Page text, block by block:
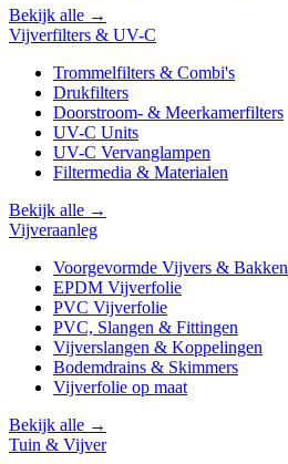
Bekijk alle →
Vijverfilters & UV-C
Trommelfilters & Combi's
Drukfilters
Doorstroom- & Meerkamerfilters
UV-C Units
UV-C Vervanglampen
Filtermedia & Materialen
Bekijk alle →
Vijveraanleg
Voorgevormde Vijvers & Bakken
EPDM Vijverfolie
PVC Vijverfolie
PVC, Slangen & Fittingen
Vijverslangen & Koppelingen
Bodemdrains & Skimmers
Vijverfolie op maat
Bekijk alle →
Tuin & Vijver